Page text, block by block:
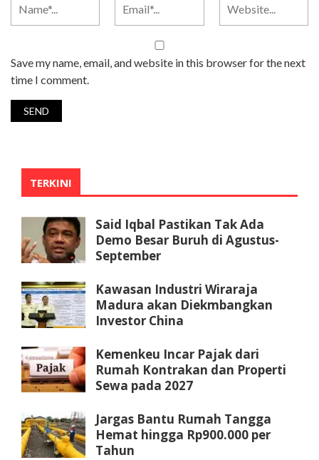
Save my name, email, and website in this browser for the next
time I comment.
TERKINI
Said Iqbal Pastikan Tak Ada
Demo Besar Buruh di Agustus-
September
Kawasan Industri Wiraraja
Madura akan Diekmbangkan
Investor China
Kemenkeu Incar Pajak dari
Rumah Kontrakan dan Properti
Sewa pada 2027
Jargas Bantu Rumah Tangga
Hemat hingga Rp900.000 per
Tahun